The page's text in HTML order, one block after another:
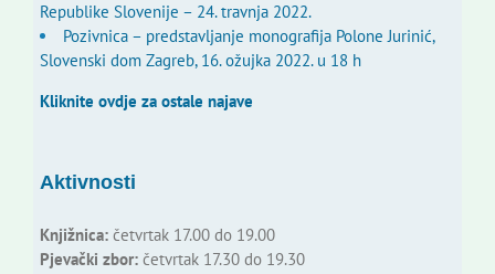
Republike Slovenije – 24. travnja 2022.
Pozivnica – predstavljanje monografija Polone Jurinić,
Slovenski dom Zagreb, 16. ožujka 2022. u 18 h
Kliknite ovdje za ostale najave
Aktivnosti
Knjižnica:četvrtak 17.00 do 19.00
Pjevački zbor:četvrtak 17.30 do 19.30